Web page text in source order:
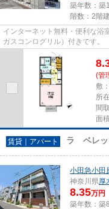
築年数：築
階数：2階建
インターネット無料・便利な浴
ガスコンログリル）付きです。
(管
敷
所
間
面
賃貸｜アパート ラ ベレッ
小田急小田
神奈川県厚
8.35万円
築年数：築